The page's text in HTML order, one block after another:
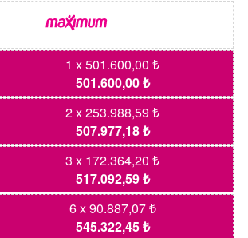
1 x 501.600,00 ₺
501.600,00 ₺
2 x 253.988,59 ₺
507.977,18 ₺
3 x 172.364,20 ₺
517.092,59 ₺
6 x 90.887,07 ₺
545.322,45 ₺